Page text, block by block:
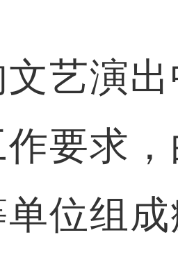
演出
要求
位组